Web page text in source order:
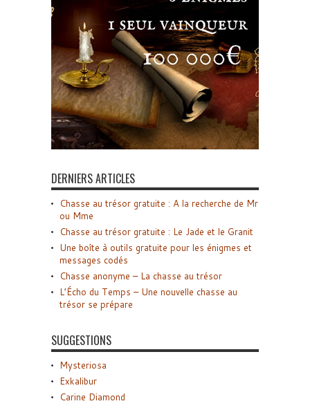
DERNIERS ARTICLES
Chasse au trésor gratuite : A la recherche de Mr
ou Mme
Chasse au trésor gratuite : Le Jade et le Granit
Une boîte à outils gratuite pour les énigmes et
messages codés
Chasse anonyme – La chasse au trésor
L’Écho du Temps – Une nouvelle chasse au
trésor se prépare
SUGGESTIONS
Mysteriosa
Exkalibur
Carine Diamond